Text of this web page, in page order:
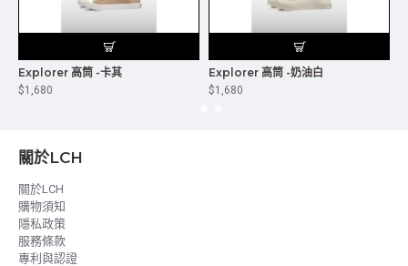
Explorer 高筒 -卡其
$1,680
Explorer 高筒 -奶油白
$1,680
關於LCH
關於LCH
購物須知
隱私政策
服務條款
專利與認證